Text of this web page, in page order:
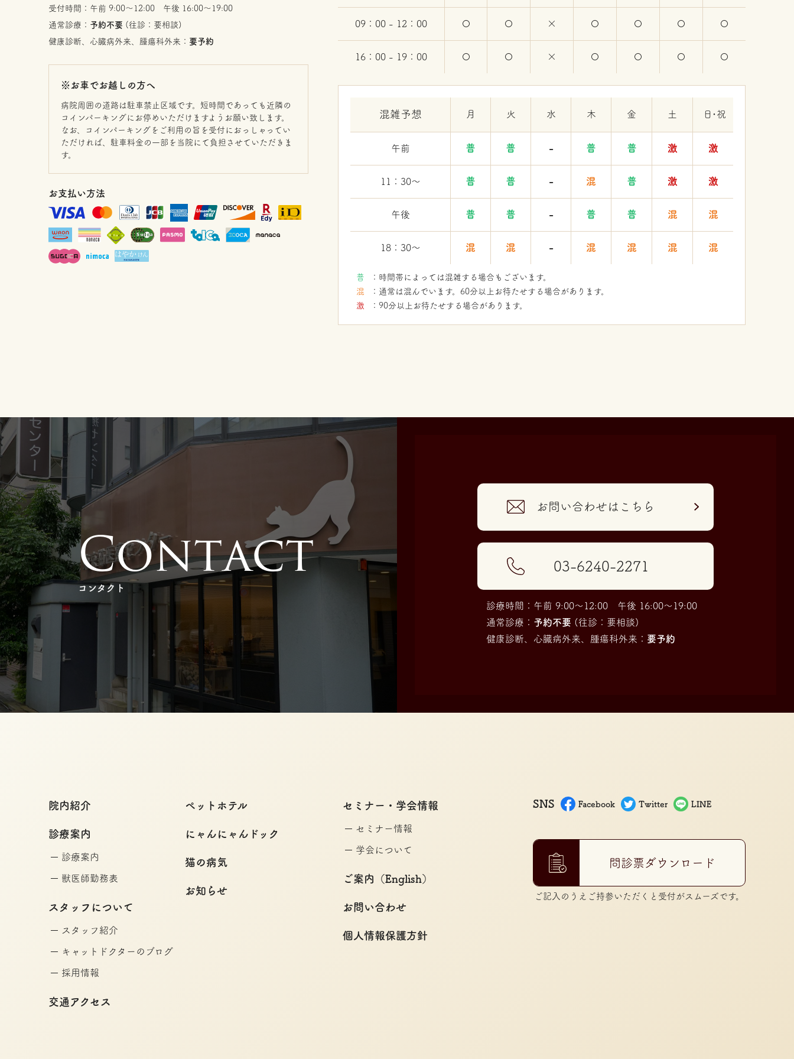
受付時間：午前 9:00〜12:00 午後 16:00〜19:00
通常診療： 予約不要 (往診：要相談)
健康診断、心臓病外来、腫瘍科外来： 要予約
※お車でお越しの方へ
病院周囲の道路は駐車禁止区域です。短時間であっても近隣の
コインパーキングにお停めいただけますようお願い致します。
なお、コインパーキングをご利用の旨を受付におっしゃってい
ただければ、駐車料金の一部を当院にて負担させていただきま
す。
お支払い方法
09：00 - 12：00
16：00 - 19：00
混雑予想 月 火 水 木 金 土 日・祝
午前 普 普 - 普 普 激 激
11：30〜 普 普 - 混 普 激 激
午後 普 普 - 普 普 混 混
18：30〜 混 混 - 混 混 混 混
：時間帯によっては混雑する場合もございます。
：通常は混んでいます。60分以上お待たせする場合があります。
：90分以上お待たせする場合があります。
Contact
コンタクト
お問い合わせはこちら
03-6240-2271
診療時間：午前 9:00〜12:00 午後 16:00〜19:00
通常診療： 予約不要 (往診：要相談)
健康診断、心臓病外来、腫瘍科外来： 要予約
院内紹介
診療案内
診療案内
獣医師勤務表
スタッフについて
スタッフ紹介
キャットドクターのブログ
採用情報
交通アクセス
ペットホテル
にゃんにゃんドック
猫の病気
お知らせ
セミナー・学会情報
セミナー情報
学会について
ご案内（English）
お問い合わせ
個人情報保護方針
SNS Facebook Twitter LINE
問診票ダウンロード
ご記入のうえご持参いただくと受付がスムーズです。